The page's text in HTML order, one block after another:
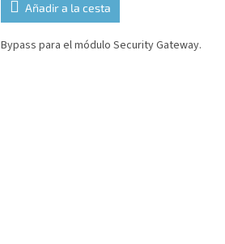
Añadir a la cesta
Bypass para el módulo Security Gateway.